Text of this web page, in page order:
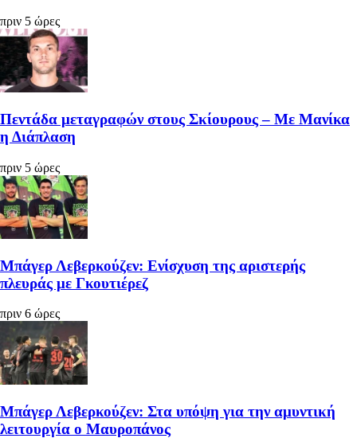
πριν 5 ώρες
Πεντάδα μεταγραφών στους Σκίουρους – Με Μανίκα
η Διάπλαση
πριν 5 ώρες
Μπάγερ Λεβερκούζεν: Ενίσχυση της αριστερής
πλευράς με Γκουτιέρεζ
πριν 6 ώρες
Μπάγερ Λεβερκούζεν: Στα υπόψη για την αμυντική
λειτουργία ο Μαυροπάνος